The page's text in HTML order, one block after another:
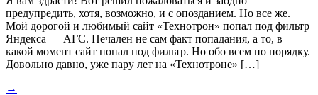
предупредить, хотя, возможно, и с опозданием. Но все же.
Мой дорогой и любимый сайт «Технотрон» попал под фильтр
Яндекса — АГС. Печален не сам факт попадания, а то, в
какой момент сайт попал под фильтр. Но обо всем по порядку.
Довольно давно, уже пару лет на «Технотроне» […]
→